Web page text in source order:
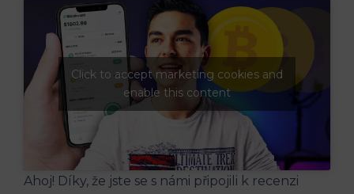
Click to accept marketing cookies and
enable this content
Ahoj! Díky, že jste se s námi připojili k recenzi